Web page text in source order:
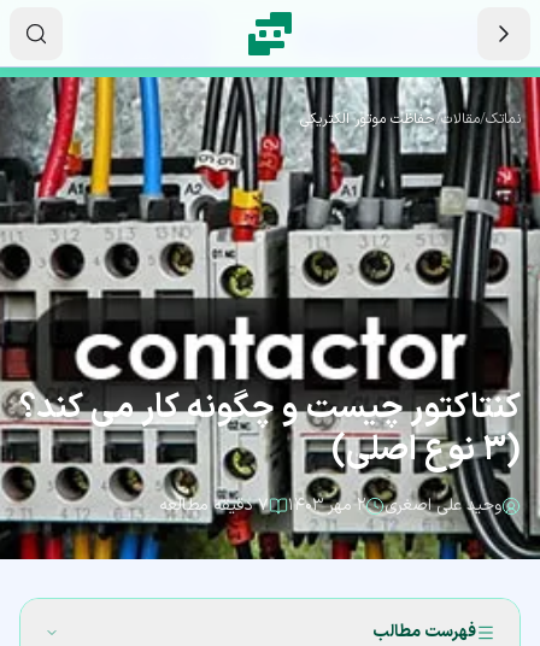
نماتک/مقالات/حفاظت موتور الکتریکی
کنتاکتور چیست و چگونه کار می کند؟
(3 نوع اصلی)
وحید علی اصغری ۲ مهر ۱۴۰۳ ۷ دقیقه مطالعه
فهرست مطالب